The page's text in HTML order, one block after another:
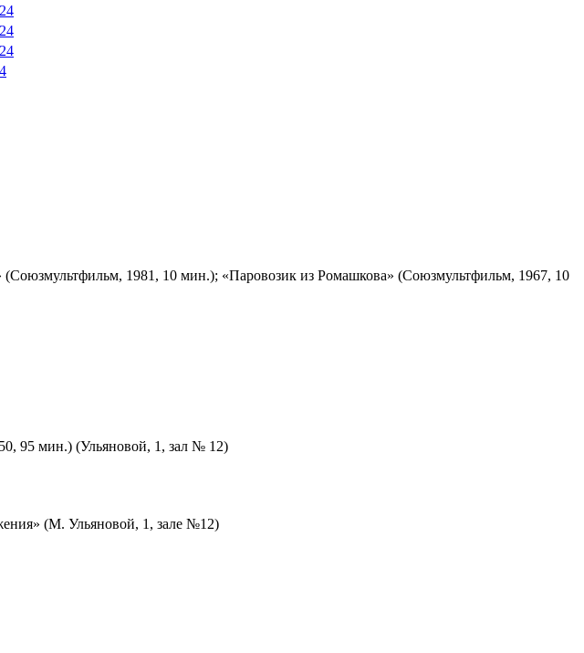
1981, 10 мин.); «Паровозик из Ромашкова» (Союзмультфильм, 1967, 10
95 мин.) (Ульяновой, 1, зал № 12)
(М. Ульяновой, 1, зале №12)